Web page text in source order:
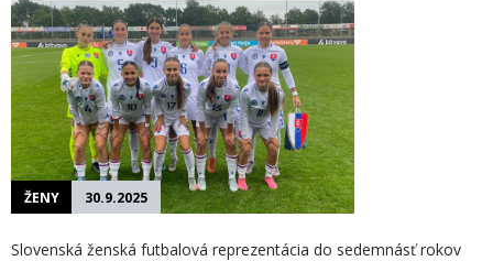
ŽENY 30.9.2025
Slovenská ženská futbalová reprezentácia do sedemnásť rokov